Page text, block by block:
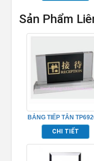
Sản Phẩm
BẢNG TIẾP TÂN
CHI TIẾT